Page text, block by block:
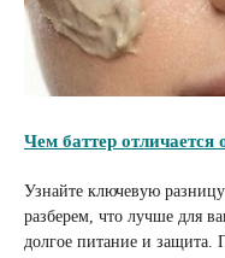
Чем баттер
Узнайте ключевую
разберем, что лучше для
долгое питание и защита.